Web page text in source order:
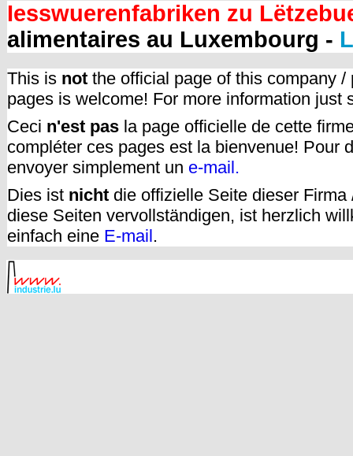
Iesswuerenfabriken zu
alimentaires au Luxembourg -
This is not the official page of this company
pages is welcome! For more information just
Ceci n'est pas la page officielle de cette
compléter ces pages est la bienvenue! Pour
envoyer simplement un e-mail.
Dies ist nicht die offizielle Seite dieser
diese Seiten vervollständigen, ist herzlich
einfach eine E-mail.